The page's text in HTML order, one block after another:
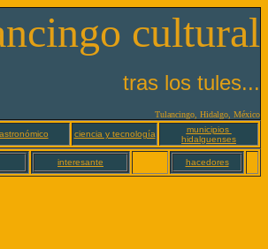
cultural
tras los tules...
Tulancingo, Hidalgo, México
ciencia y tecnología
municipios
hidalguenses
interesante hacedores